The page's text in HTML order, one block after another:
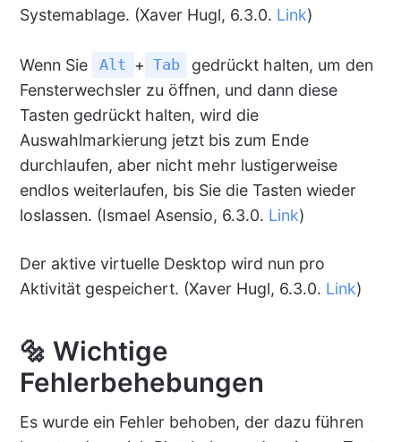
Systemablage. (Xaver Hugl, 6.3.0. Link)
Wenn Sie Alt + Tab
gedrückt halten, um den
Fensterwechsler zu öffnen, und dann diese
Tasten gedrückt halten, wird die
Auswahlmarkierung jetzt bis zum Ende
durchlaufen, aber nicht mehr lustigerweise
endlos weiterlaufen, bis Sie die Tasten wieder
loslassen. (Ismael Asensio, 6.3.0. Link)
Der aktive virtuelle Desktop wird nun pro
Aktivität gespeichert. (Xaver Hugl, 6.3.0. Link)
🔩 Wichtige
Fehlerbehebungen
Es wurde ein Fehler behoben, der dazu führen